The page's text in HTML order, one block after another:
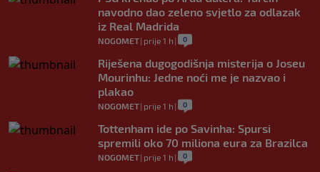
navodno dao zeleno svjetlo za odlazak
iz Real Madrida
NOGOMET| prije 1 h | 0
Riješena dugogodišnja misterija o Joseu
Mourinhu: Jedne noći me je nazvao i
plakao
NOGOMET| prije 1 h | 0
Tottenham ide po Savinha: Spursi
spremili oko 70 miliona eura za Brazilca
NOGOMET| prije 1 h | 0